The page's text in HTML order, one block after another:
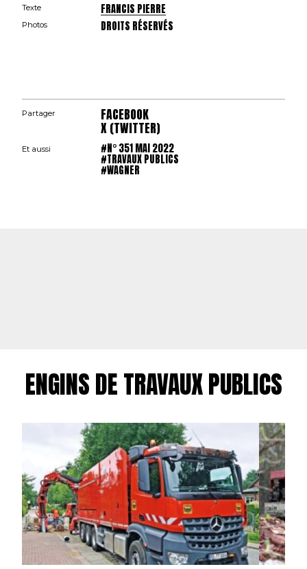
Texte FRANCIS PIERRE
Photos DROITS RÉSERVÉS
Partager FACEBOOK
X (TWITTER)
Et aussi #N° 351 MAI 2022
#TRAVAUX PUBLICS
#WAGNER
ENGINS DE TRAVAUX PUBLICS